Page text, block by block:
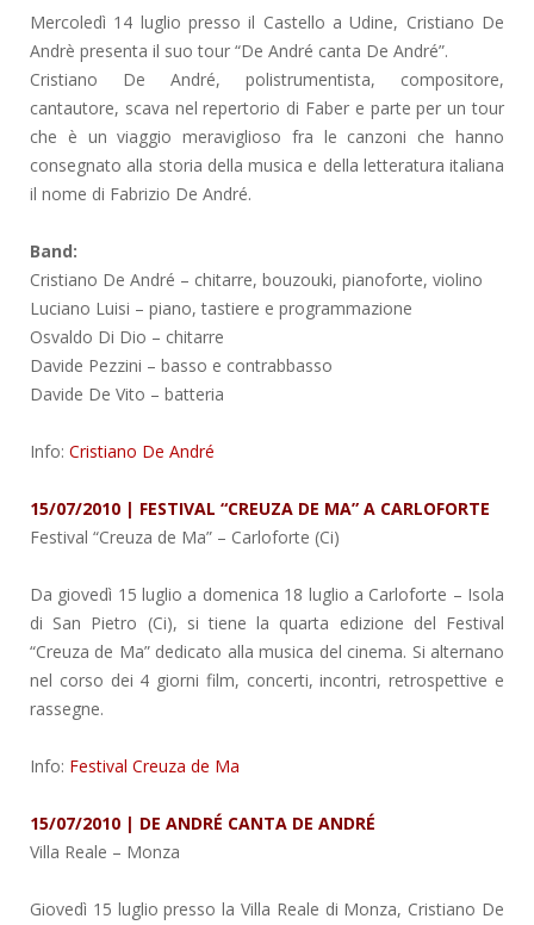
Mercoledì 14 luglio presso il Castello a Udine, Cristiano De
Andrè presenta il suo tour “De André canta De André”.
Cristiano De André, polistrumentista, compositore,
cantautore, scava nel repertorio di Faber e parte per un tour
che è un viaggio meraviglioso fra le canzoni che hanno
consegnato alla storia della musica e della letteratura italiana
il nome di Fabrizio De André.
Band:
Cristiano De André – chitarre, bouzouki, pianoforte, violino
Luciano Luisi – piano, tastiere e programmazione
Osvaldo Di Dio – chitarre
Davide Pezzini – basso e contrabbasso
Davide De Vito – batteria
Info: Cristiano De André
15/07/2010 | FESTIVAL “CREUZA DE MA” A CARLOFORTE
Festival “Creuza de Ma” – Carloforte (Ci)
Da giovedì 15 luglio a domenica 18 luglio a Carloforte – Isola
di San Pietro (Ci), si tiene la quarta edizione del Festival
“Creuza de Ma” dedicato alla musica del cinema. Si alternano
nel corso dei 4 giorni film, concerti, incontri, retrospettive e
rassegne.
Info: Festival Creuza de Ma
15/07/2010 | DE ANDRÉ CANTA DE ANDRÉ
Villa Reale – Monza
Giovedì 15 luglio presso la Villa Reale di Monza, Cristiano De